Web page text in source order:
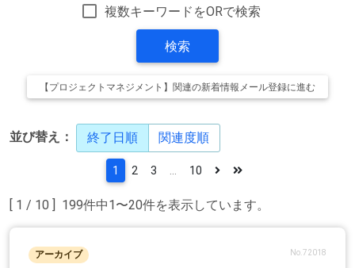
複数キーワードをORで検索
検索
【プロジェクトマネジメント】関連の新着情報メール登録に進む
並び替え： 終了日順 関連度順
[ 1 / 10 ] 199件中1〜20件を表示しています。
1 2 3 10
アーカイブ No.72018